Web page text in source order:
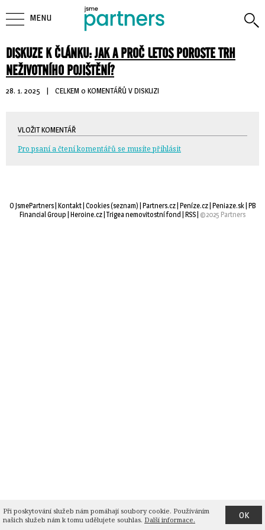
DISKUZE K ČLÁNKU:JAK A PROČ LETOS POROSTE TRH
NEŽIVOTNÍHO POJIŠTĚNÍ?
28. 1. 2025 | CELKEM 0 KOMENTÁŘŮ V DISKUZI
VLOŽIT KOMENTÁŘ
Pro psaní a čtení komentářů se musíte přihlásit
MENU
O JsmePartners| Kontakt| Cookies(seznam) | Partners.cz| Peníze.cz| Peniaze.sk| PB
Financial Group | Heroine.cz| Trigea nemovitostní fond | RSS| ©2025 Partners
Při poskytování služeb nám pomáhají soubory cookie. Používáním
našich služeb nám k tomu udělujete souhlas. Další informace. OK